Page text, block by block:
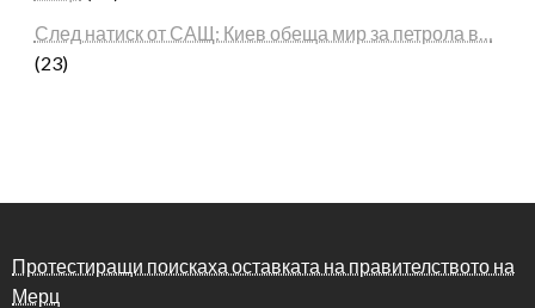
След натиск от САЩ: Киев обеща мир за петрола в…
(23)
Протестиращи поискаха оставката на правителството на
Мерц